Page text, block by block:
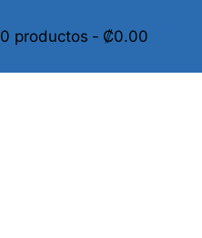
0 productos ₡0.00